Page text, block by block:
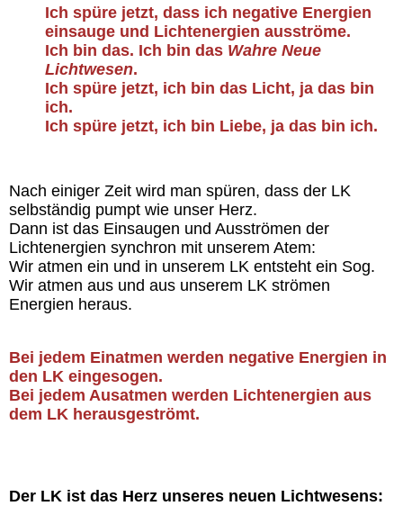
Körper
Jesus
Essener Schriftrollen
Das Gesetz des Einen (RA)
Weisheiten
Impressum & Datenschutz-
Erklärung
Oriano´s Blog
Ich spüre jetzt, dass ich negative Energien
einsauge und Lichtenergien ausströme.
Ich bin das. Ich bin das Wahre Neue
Lichtwesen.
Ich spüre jetzt, ich bin das Licht, ja das bin
ich.
Ich spüre jetzt, ich bin Liebe, ja das bin ich.
Nach einiger Zeit wird man spüren, dass der LK
selbständig pumpt wie unser Herz.
Dann ist das Einsaugen und Ausströmen der
Lichtenergien synchron mit unserem Atem:
Wir atmen ein und in unserem LK entsteht ein Sog.
Wir atmen aus und aus unserem LK strömen
Energien heraus.
Bei jedem Einatmen werden negative Energien in
den LK eingesogen.
Bei jedem Ausatmen werden Lichtenergien aus
dem LK herausgeströmt.
Der LK ist das Herz unseres neuen Lichtwesens: